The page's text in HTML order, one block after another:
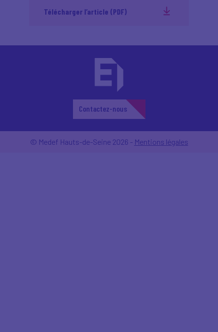
Télécharger l’article (PDF)
Contactez-nous
© Medef Hauts-de-Seine 2026 - Mentions légales